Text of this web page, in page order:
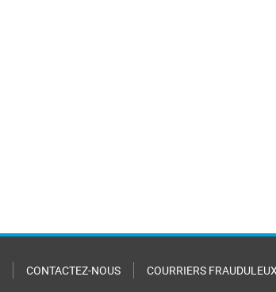
CONTACTEZ-NOUS COURRIERS